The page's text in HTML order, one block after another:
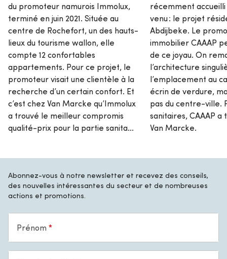
du promoteur namurois Immolux,
terminé en juin 2021. Située au
centre de Rochefort, un des hauts-
lieux du tourisme wallon, elle
compte 12 confortables
appartements. Pour ce projet, le
promoteur visait une clientèle à la
recherche d’un certain confort. Et
c’est chez Van Marcke qu’Immolux
a trouvé le meilleur compromis
qualité-prix pour la partie sanita...
récemment accueilli
venu : le projet
Abdijbeke. Le
immobilier CAAAP
de ce joyau. On
l’architecture
l’emplacement au
écrin de verdure,
pas du centre-ville.
sanitaires, CAAAP a
Van Marcke.
Abonnez-vous à notre newsletter et recevez des conseils,
des nouvelles intéressantes du secteur et de nombreuses
actions et promotions.
Prénom